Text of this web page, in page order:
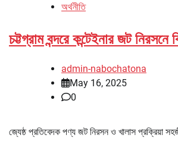
অর্থনীতি
চট্টগ্রাম বন্দরে কন্টেইনার জট
admin-nabochatona
May 16, 2025
0
জ্যেষ্ঠ প্রতিবেদক পণ্য জট নিরসন ও খালাস প্রক্রিয়া